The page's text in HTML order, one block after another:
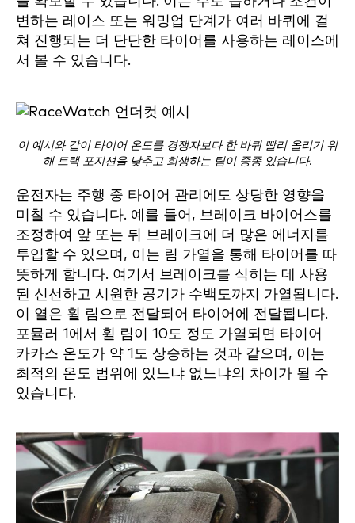
변하는 레이스 또는 워밍업 단계가 여러 바퀴에 걸
쳐 진행되는 더 단단한 타이어를 사용하는 레이스에
서 볼 수 있습니다.
이 예시와 같이 타이어 온도를 경쟁자보다 한 바퀴 빨리 올리기 위
해 트랙 포지션을 낮추고 희생하는 팀이 종종 있습니다.
운전자는 주행 중 타이어 관리에도 상당한 영향을
미칠 수 있습니다. 예를 들어, 브레이크 바이어스를
조정하여 앞 또는 뒤 브레이크에 더 많은 에너지를
투입할 수 있으며, 이는 림 가열을 통해 타이어를 따
뜻하게 합니다. 여기서 브레이크를 식히는 데 사용
된 신선하고 시원한 공기가 수백도까지 가열됩니다.
이 열은 휠 림으로 전달되어 타이어에 전달됩니다.
포뮬러 1에서 휠 림이 10도 정도 가열되면 타이어
카카스 온도가 약 1도 상승하는 것과 같으며, 이는
최적의 온도 범위에 있느냐 없느냐의 차이가 될 수
있습니다.